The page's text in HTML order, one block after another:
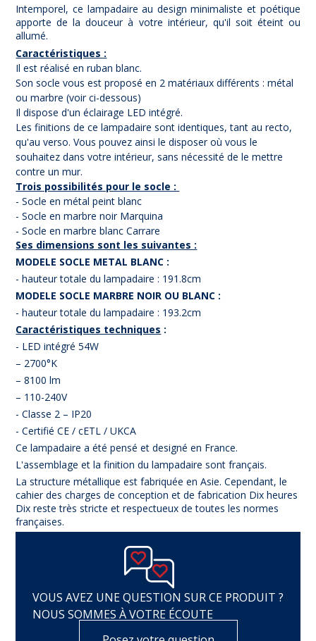
Intemporel, ce lampadaire au design minimaliste et poétique
apporte de la douceur à votre intérieur, qu'il soit éteint ou
allumé.
Caractéristiques :
Il est réalisé en ruban blanc.
Son socle vous est proposé en 2 matériaux différents : métal
ou marbre (voir ci-dessous)
Il dispose d'un éclairage LED intégré.
Les finitions de ce lampadaire sont identiques, tant au recto,
qu'au verso. Vous pouvez ainsi le disposer où vous le
souhaitez dans votre intérieur, sans nécessité de le mettre
contre un mur.
Trois possibilités pour le socle :
- Socle en métal peint blanc
- Socle en marbre noir Marquina
- Socle en marbre blanc Carrare
Ses dimensions sont les suivantes :
MODELE SOCLE METAL BLANC :
- hauteur totale du lampadaire : 191.8cm
MODELE SOCLE MARBRE NOIR OU BLANC :
- hauteur totale du lampadaire : 193.2cm
Caractéristiques techniques :
- LED intégré 54W
– 2700°K
– 8100 lm
– 110-240V
- Classe 2 – IP20
- Certifié CE / cETL / UKCA
Ce lampadaire a été pensé et designé en France.
L'assemblage et la finition du lampadaire sont français.
La structure métallique est fabriquée en Asie. Cependant, le
cahier des charges de conception et de fabrication Dix heures
Dix reste très stricte et respectueux de toutes les normes
françaises.
VOUS AVEZ UNE QUESTION SUR CE PRODUIT ?
NOUS SOMMES À VOTRE ÉCOUTE